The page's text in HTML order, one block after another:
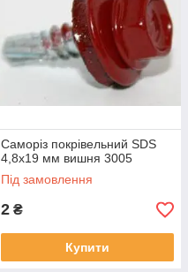
Саморіз покрівельний SDS
4,8х19 мм вишня 3005
Під замовлення
2 ₴
Купити